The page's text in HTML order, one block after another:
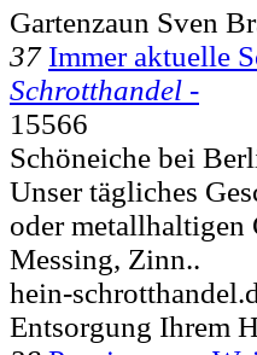
Gartenzaun Sven
37 Immer aktuelle
Schrotthandel -
15566
Schöneiche bei
Unser tägliches
oder metallhaltigen
Messing, Zinn..
hein-
Entsorgung Ihrem